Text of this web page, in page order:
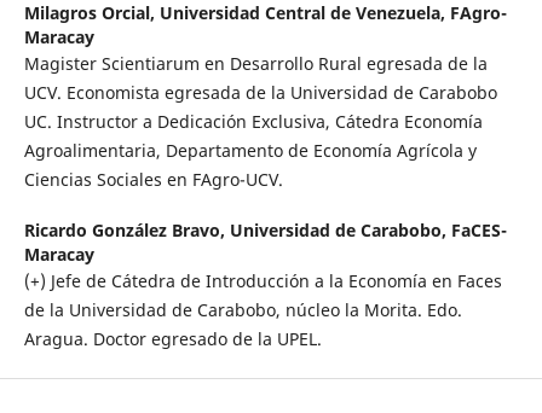
Milagros Orcial, Universidad Central de Venezuela, FAgro-
Maracay
Magister Scientiarum en Desarrollo Rural egresada de la
UCV. Economista egresada de la Universidad de Carabobo
UC. Instructor a Dedicación Exclusiva, Cátedra Economía
Agroalimentaria, Departamento de Economía Agrícola y
Ciencias Sociales en FAgro-UCV.
Ricardo González Bravo, Universidad de Carabobo, FaCES-
Maracay
(+) Jefe de Cátedra de Introducción a la Economía en Faces
de la Universidad de Carabobo, núcleo la Morita. Edo.
Aragua. Doctor egresado de la UPEL.